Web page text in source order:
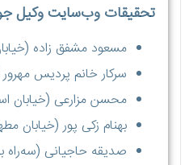
تحقیقات وب‌سایت وکیل
مسعود مشفق زاده
سرکار خانم پردیس
محسن مزارعی (خیابان
بهنام زکی پور (خیابان
صدیقه حاجیانی (سه‌راه